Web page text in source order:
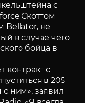
с
Скоттом
Bellator, не
в случае чего
бойца в
контракт с
в 205
с ним», заявил